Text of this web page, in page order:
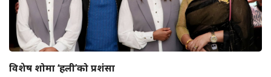
विशेष शोमा ‘हली’को प्रशंसा